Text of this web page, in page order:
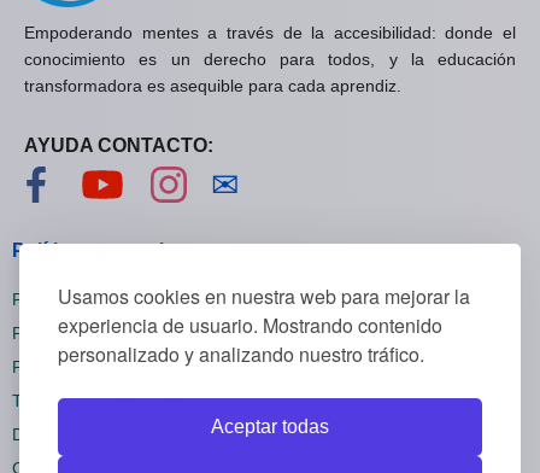
Usamos cookies en nuestra web para mejorar la
experiencia de usuario. Mostrando contenido
personalizado y analizando nuestro tráfico.
Aceptar todas
Empoderando mentes a través de la accesibilidad: donde el
conocimiento es un derecho para todos, y la educación
transformadora es asequible para cada aprendiz.
AYUDA CONTACTO:
Visítanos en Facebook
Visítanos en YouTube
Visítanos en Instagram
✉
Políticas generales
Políticas de privacidad
Políticas de cookies
Políticas de reembolsos
Términos y condiciones
Darse de baja
Configuración cookies